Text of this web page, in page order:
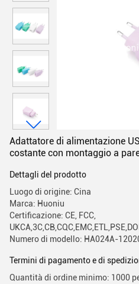
Adattatore di alimentazione
costante con montaggio a
Dettagli del prodotto
Luogo di origine: Cina
Marca: Huoniu
Certificazione: CE, FCC,
Numero di modello: HA024A-
Termini di pagamento e di
Quantità di ordine minimo: 1000